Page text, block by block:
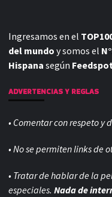
Ingresamos en el
del mundo y somos el
Hispana según
ADVERTENCIAS Y REGLAS
• Comentar con respeto y
• No se permiten links de
• Tratar de hablar de la
especiales. Nada de